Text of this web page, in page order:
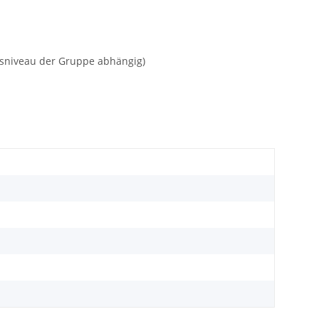
der Gruppe abhängig)